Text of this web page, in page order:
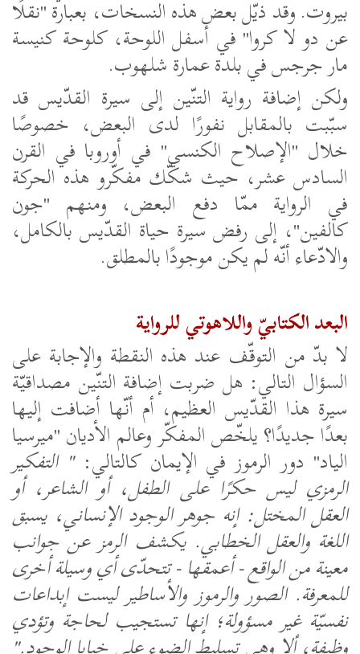
بيروت. وقد ذيّل بعض هذه النسخات، بعبارة "نقلًا
عن دو لا كروا" في أسفل اللوحة، كلوحة كنيسة
مار جرجس في بلدة عمارة شلهوب.
ولكن إضافة رواية التنّين إلى سيرة القدّيس قد
سبّبت بالمقابل نفورًا لدى البعض، خصوصًا
خلال "الإصلاح الكنسي" في أوروبا في القرن
السادس عشر، حيث شكّك مفكّرو هذه الحركة
في الرواية ممّا دفع البعض، ومنهم "جون
كالفين"، إلى رفض سيرة حياة القدّيس بالكامل،
والادّعاء أنّه لم يكن موجودًا بالمطلق.
البعد الكتابيّ واللاهوتي للرواية
لا بدّ من التوقّف عند هذه النقطة والإجابة على
السؤال التالي: هل ضربت إضافة التنّين مصداقيّة
سيرة هذا القدّيس العظيم، أم أنّها أضافت إليها
بعدًا جديدًا؟ يلخّص المفكّر وعالم الأديان "ميرسيا
الياد" دور الرموز في الإيمان كالتالي:" التفكير
الرمزي ليس حكرًا على الطفل، أو الشاعر، أو
العقل المختل: إنه جوهر الوجود الإنساني، يسبق
اللغة والعقل الخطابي. يكشف الرمز عن جوانب
معينة من الواقع - أعمقها - تتحدّى أي وسيلة أخرى
للمعرفة. الصور والرموز والأساطير ليست إبداعات
نفسيّة غير مسؤولة؛ إنها تستجيب لحاجة وتؤدي